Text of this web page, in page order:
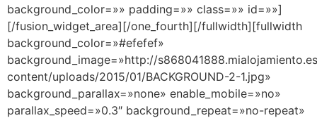
background_color=»» padding=»» class=»» id=»»]
[/fusion_widget_area][/one_fourth][/fullwidth][fullwidth
background_color=»#efefef»
background_image=»http://
content/uploads/2015/01/BACKGROUND-2-1.jpg»
background_parallax=»none» enable_mobile=»no»
parallax_speed=»0.3″ background_repeat=»no-repeat»